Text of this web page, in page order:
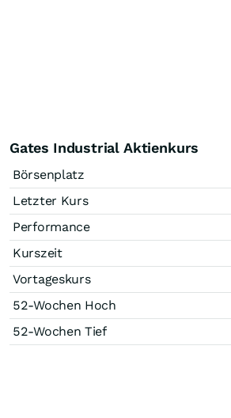
Gates Industrial Aktienkurs
Börsenplatz
Letzter Kurs
Performance
Kurszeit
Vortageskurs
52-Wochen Hoch
52-Wochen Tief